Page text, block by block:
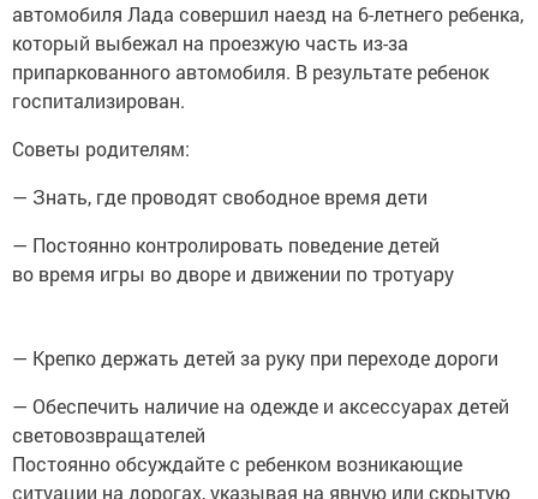
автомобиля Лада совершил наезд на 6-летнего ребенка,
который выбежал на проезжую часть из-за
припаркованного автомобиля. В результате ребенок
госпитализирован.
Советы родителям:
— Знать, где проводят свободное время дети
— Постоянно контролировать поведение детей
во время игры во дворе и движении по тротуару
— Крепко держать детей за руку при переходе дороги
— Обеспечить наличие на одежде и аксессуарах детей
световозвращателей
Постоянно обсуждайте с ребенком возникающие
ситуации на дорогах, указывая на явную или скрытую